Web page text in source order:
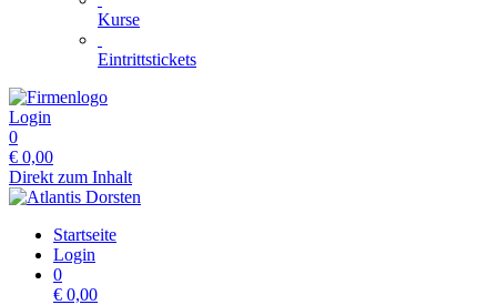
Kurse
Eintrittstickets
Login
0
€ 0,00
Direkt zum Inhalt
Startseite
Login
0
€ 0,00